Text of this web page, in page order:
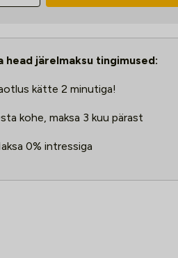
head järelmaksu tingimused:
kätte 2 minutiga!
kohe, maksa 3 kuu pärast
0% intressiga